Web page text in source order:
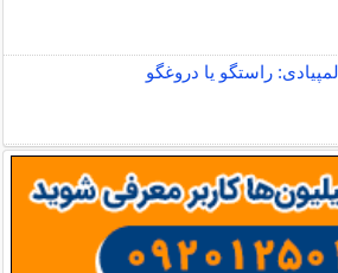
راستگو یا دروغگو